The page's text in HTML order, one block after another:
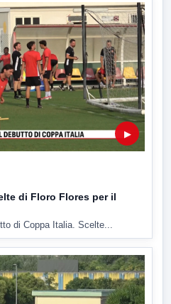
▶
di Floro Flores per il
di Coppa Italia. Scelte...